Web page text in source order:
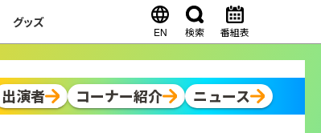
グッズ
EN 検索 番組表
出演者 コーナー紹介 ニュース